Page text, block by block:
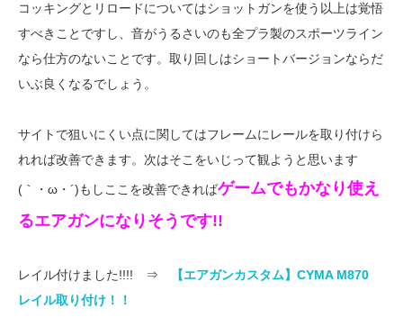
コッキングとリロードについてはショットガンを使う以上は覚悟
すべきことですし、音がうるさいのも全プラ製のスポーツライン
なら仕方のないことです。取り回しはショートバージョンならだ
いぶ良くなるでしょう。
サイトで狙いにくい点に関してはフレームにレールを取り付けら
れれば改善できます。次はそこをいじって観ようと思います
(｀・ω・´)もしここを改善できればゲームでもかなり使え
るエアガンになりそうです!!
レイル付けました!!!! ⇒
【エアガンカスタム】CYMA M870
レイル取り付け！！